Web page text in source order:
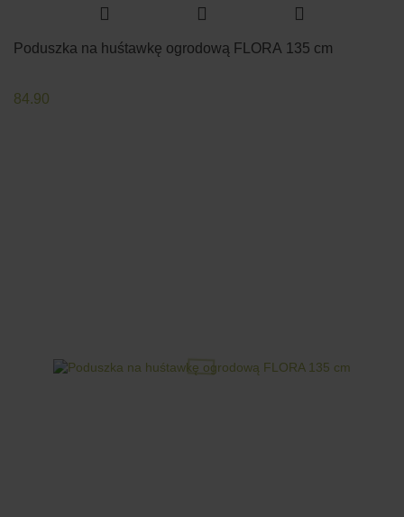
Poduszka na huśtawkę ogrodową FLORA 135 cm
84.90